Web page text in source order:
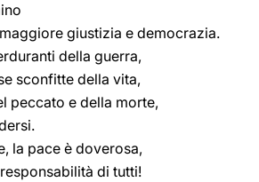
giustizia e democrazia.
della guerra,
sconfitte della vita,
peccato e della morte,
la pace è doverosa,
di tutti!